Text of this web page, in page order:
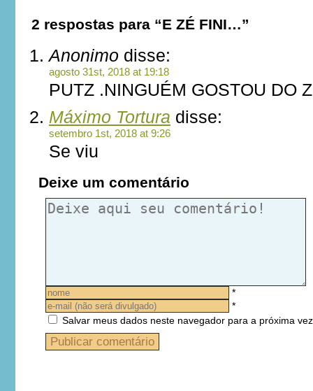
2 respostas para “E ZÉ FINI…”
Anonimo disse:
agosto 31st, 2018 at 19:18
PUTZ .NINGUÉM GOSTOU DO
Máximo Tortura disse:
setembro 1st, 2018 at 9:26
Se viu
Deixe um comentário
*
*
Salvar meus dados neste navegador para a próxima